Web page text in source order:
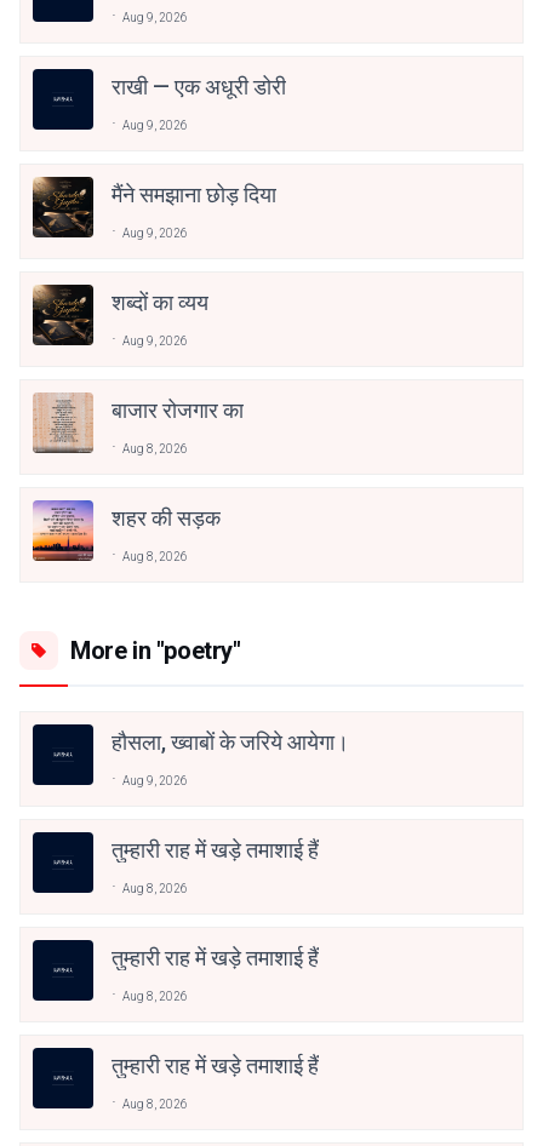
Aug 9, 2026
राखी — एक अधूरी डोरी
Aug 9, 2026
मैंने समझाना छोड़ दिया
Aug 9, 2026
शब्दों का व्यय
Aug 9, 2026
बाजार रोजगार का
Aug 8, 2026
शहर की सड़क
Aug 8, 2026
More in "poetry"
हौसला, ख्वाबों के जरिये आयेगा।
Aug 9, 2026
तुम्हारी राह में खड़े तमाशाई हैं
Aug 8, 2026
तुम्हारी राह में खड़े तमाशाई हैं
Aug 8, 2026
तुम्हारी राह में खड़े तमाशाई हैं
Aug 8, 2026